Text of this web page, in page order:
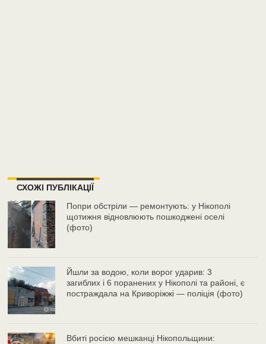
СХОЖІ ПУБЛІКАЦІЇ
Попри обстріли — ремонтують: у Нікополі
щотижня відновлюють пошкоджені оселі
(фото)
Йшли за водою, коли ворог ударив: 3
загиблих і 6 поранених у Нікополі та районі, є
постраждала на Криворіжжі — поліція (фото)
Вбиті росією мешканці Нікопольщини: